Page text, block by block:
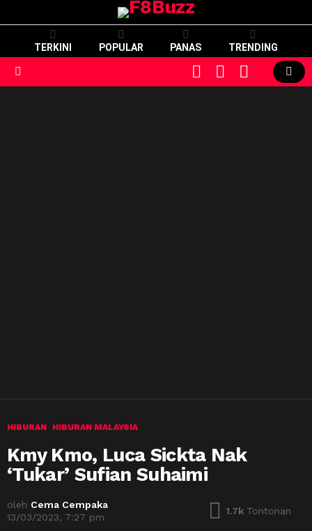
TERKINI POPULAR PANAS TRENDING
SWITCH
SKIN
CART LOGIN
HIBURAN HIBURAN MALAYSIA
Kmy Kmo, Luca Sickta Nak
‘Tukar’ Sufian Suhaimi
oleh Cema Cempaka
13/03/2023, 7:27 pm
1.7k Tontonan